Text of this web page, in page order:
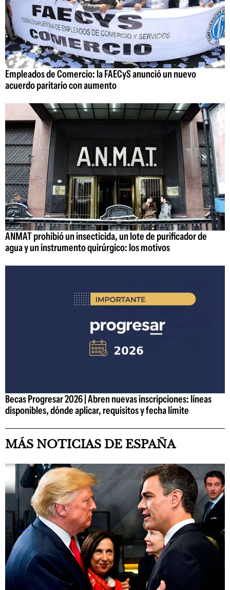
Empleados de Comercio: la FAECyS anunció un nuevo
acuerdo paritario con aumento
ANMAT prohibió un insecticida, un lote de purificador de
agua y un instrumento quirúrgico: los motivos
Becas Progresar 2026 | Abren nuevas inscripciones: líneas
disponibles, dónde aplicar, requisitos y fecha límite
MÁS NOTICIAS DE ESPAÑA